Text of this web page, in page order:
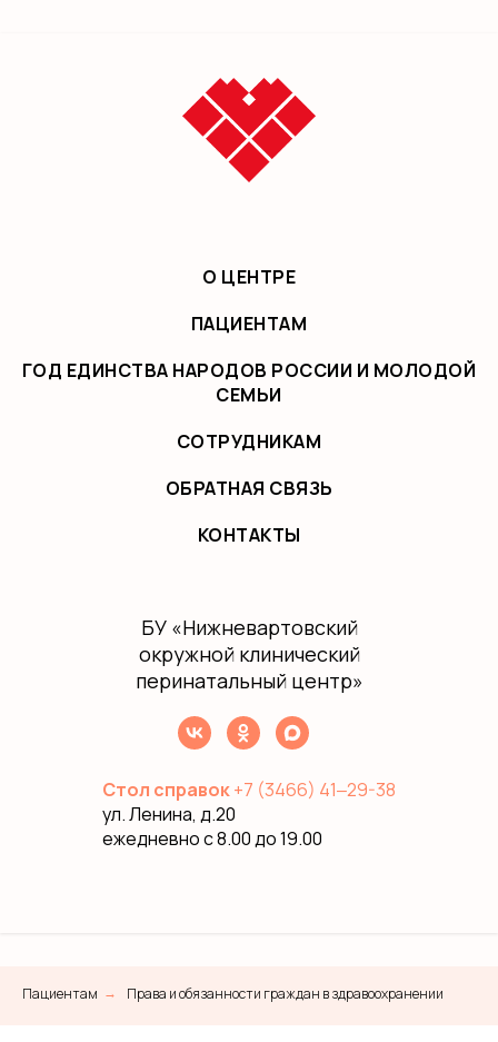
О ЦЕНТРЕ
ПАЦИЕНТАМ
ГОД ЕДИНСТВА НАРОДОВ РОССИИ И МОЛОДОЙ
СЕМЬИ
СОТРУДНИКАМ
ОБРАТНАЯ СВЯЗЬ
КОНТАКТЫ
БУ «Нижневартовский
окружной клинический
перинатальный центр»
Стол справок+7 (3466) 41‒29-38
ул. Ленина, д.20
ежедневно с 8.00 до 19.00
Пациентам → Права и обязанности граждан в здравоохранении